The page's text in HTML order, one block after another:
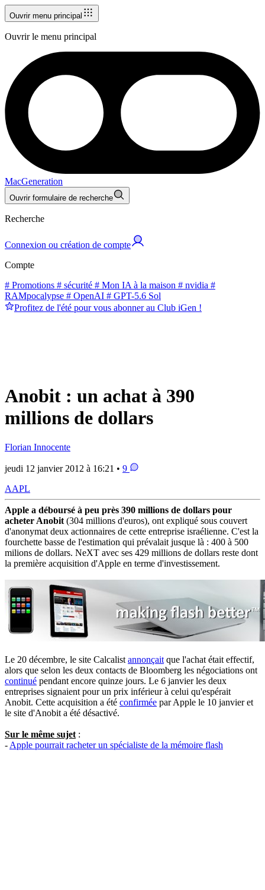
Ouvrir menu principal
Ouvrir le menu principal
MacGeneration
Ouvrir formulaire de recherche
Recherche
Connexion ou création de compte
Compte
# Promotions # sécurité # Mon IA à la maison # nvidia #
RAMpocalypse # OpenAI # GPT-5.6 Sol
Profitez de l'été pour vous abonner au Club iGen !
Anobit : un achat à 390
millions de dollars
Florian Innocente
jeudi 12 janvier 2012 à 16:21 • 9
AAPL
Apple a déboursé à peu près 390 millions de dollars pour
acheter Anobit (304 millions d'euros), ont expliqué sous couvert
d'anonymat deux actionnaires de cette entreprise israélienne. C'est la
fourchette basse de l'estimation qui prévalait jusque là : 400 à 500
milions de dollars. NeXT avec ses 429 millions de dollars reste dont
la première acquisition d'Apple en terme d'investissement.
Le 20 décembre, le site Calcalist annonçait que l'achat était effectif,
alors que selon les deux contacts de Bloomberg les négociations ont
continué pendant encore quinze jours. Le 6 janvier les deux
entreprises signaient pour un prix inférieur à celui qu'espérait
Anobit. Cette acquisition a été confirmée par Apple le 10 janvier et
le site d'Anobit a été désactivé.
Sur le même sujet :
- Apple pourrait racheter un spécialiste de la mémoire flash